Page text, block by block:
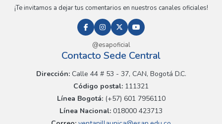
¡Te invitamos a dejar tus comentarios en nuestros canales oficiales!
@esapoficial
Contacto Sede Central
Dirección:Calle 44 # 53 - 37, CAN, Bogotá D.C.
Código postal: 111321
Línea Bogotá:(+57) 601 7956110
Línea Nacional: 018000 423713